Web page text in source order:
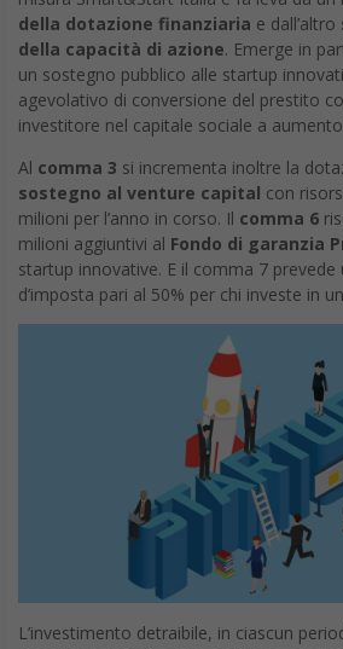
della dotazione finanziaria e dall’altro
della capacità di azione. Emerge in
un sostegno pubblico alle startup
agevolativo di conversione del prestito
investitore nel capitale sociale a
Al comma 3 si incrementa inoltre la
sostegno al venture capital con
milioni per l’anno in corso. Il comma 6
milioni aggiuntivi al Fondo di garanzia
startup innovative. E il comma 7 prevede
d’imposta pari al 50% per chi investe in
L’investimento detraibile, in ciascun